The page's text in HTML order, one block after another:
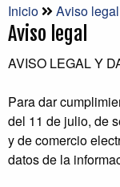
Inicio Aviso legal
Aviso legal
AVISO LEGAL Y
Para dar
del 11 de julio, de
y de comercio
datos de la